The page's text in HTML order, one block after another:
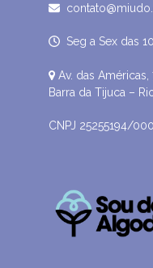
Seg a Sex das
Av. das Américas,
Barra da Tijuca –
CNPJ 25255194/